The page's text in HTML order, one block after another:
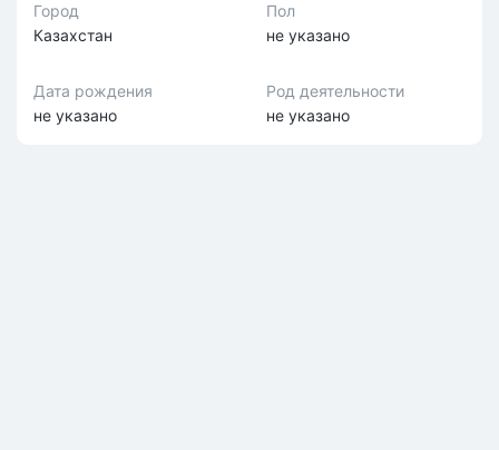
Город
Казахстан
Пол
не указано
Дата рождения
не указано
Род деятельности
не указано